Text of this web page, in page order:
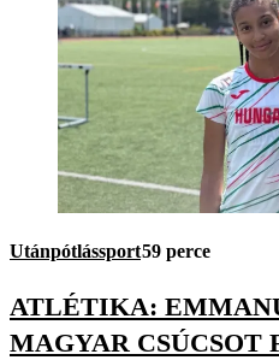
Utánpótlássport59 perce
ATLÉTIKA:
MAGYAR CSÚCSOT